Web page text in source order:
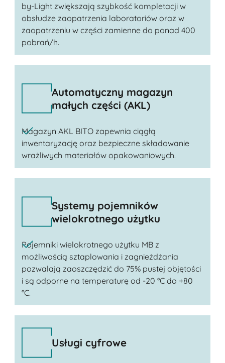
by-Light zwiększają szybkość kompletacji w
obsłudze zaopatrzenia laboratoriów oraz w
zaopatrzeniu w części zamienne do ponad 400
pobrań/h.
Automatyczny magazyn
małych części (AKL)
Magazyn AKL BITO zapewnia ciągłą
inwentaryzację oraz bezpieczne składowanie
wrażliwych materiałów opakowaniowych.
Systemy pojemników
wielokrotnego użytku
Pojemniki wielokrotnego użytku MB z
możliwością sztaplowania i zagnieżdżania
pozwalają zaoszczędzić do 75% pustej objętości
i są odporne na temperaturę od -20 °C do +80
°C.
Usługi cyfrowe